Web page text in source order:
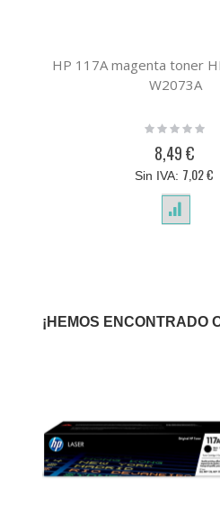
HP 117A magenta toner
W2073A
Rating:
8,49 €
7,02 €
¡HEMOS ENCONTRADO